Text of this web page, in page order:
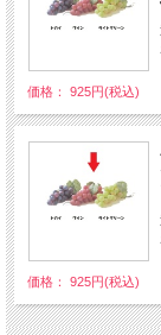
価格： 925円(税込)
価格： 925円(税込)